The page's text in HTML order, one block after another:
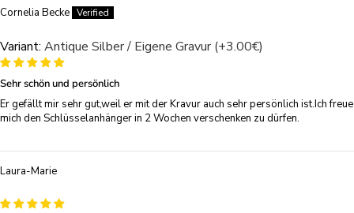
Cornelia Becke
Antique Silber / Eigene Gravur (+3.00€)
Sehr schön und persönlich
Er gefällt mir sehr gut,weil er mit der Kravur auch sehr persönlich ist.Ich freue
mich den Schlüsselanhänger in 2 Wochen verschenken zu dürfen.
Laura-Marie